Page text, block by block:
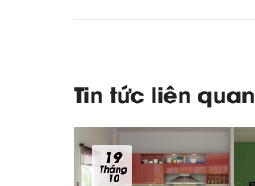
Tin tức liên quan
19
Tháng
10